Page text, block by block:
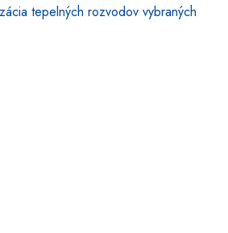
tepelných rozvodov vybraných